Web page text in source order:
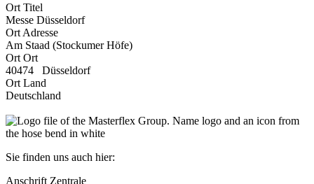
Ort Titel
Messe Düsseldorf
Ort Adresse
Am Staad (Stockumer Höfe)
Ort Ort
40474 Düsseldorf
Ort Land
Deutschland
Sie finden uns auch hier:
Anschrift Zentrale